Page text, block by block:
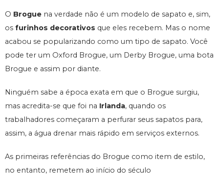
O Brogue na verdade não é um modelo de sapato e, sim,
os furinhos decorativos que eles recebem. Mas o nome
acabou se popularizando como um tipo de sapato. Você
pode ter um Oxford Brogue, um Derby Brogue, uma bota
Brogue e assim por diante.
Ninguém sabe a época exata em que o Brogue surgiu,
mas acredita-se que foi na Irlanda, quando os
trabalhadores começaram a perfurar seus sapatos para,
assim, a água drenar mais rápido em serviços externos.
As primeiras referências do Brogue como item de estilo,
no entanto, remetem ao início do século